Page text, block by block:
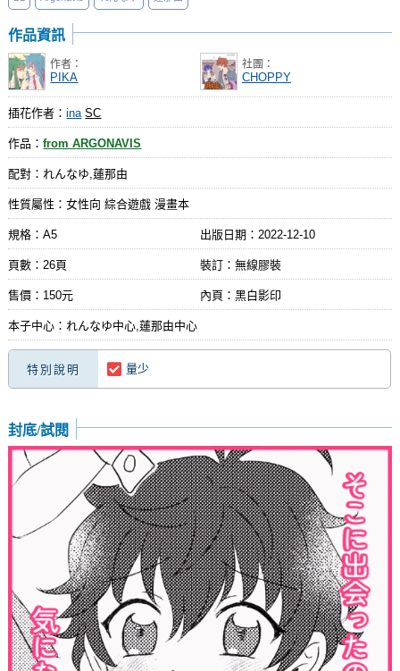
作品資訊
作者：
PIKA
社團：
CHOPPY
插花作者：ina SC
作品：from ARGONAVIS
配對：れんなゆ,蓮那由
性質屬性：女性向 綜合遊戲 漫畫本
規格：A5 出版日期： 2022-12-10
頁數：26頁 裝訂：無線膠裝
售價：150元 內頁：黑白影印
本子中心：れんなゆ中心,蓮那由中心
特別說明 量少
封底/試閱